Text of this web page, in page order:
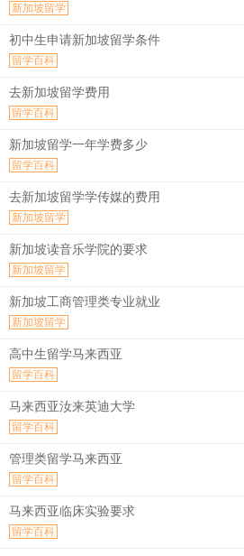
新加坡留学
初中生申请新加坡留学条件
留学百科
去新加坡留学费用
留学百科
新加坡留学一年学费多少
留学百科
去新加坡留学学传媒的费用
新加坡留学
新加坡读音乐学院的要求
新加坡留学
新加坡工商管理类专业就业
新加坡留学
高中生留学马来西亚
留学百科
马来西亚汝来英迪大学
留学百科
管理类留学马来西亚
留学百科
马来西亚临床实验要求
留学百科